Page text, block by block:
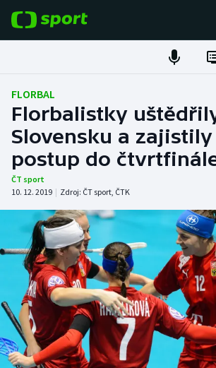
Fotbal
Hokej
Tenis
Atletika
Cyklistika
DALŠÍ SPORTY
Americký fotbal
Baseball a softbal
Basketbal
NEPŘEHLÉDNĚTE
Soutěže
Historické návraty
FLORBAL
Florbalistky
Slovensku a zajistily
postup do
ČT sport
10. 12. 2019 | Zdroj: ČT sport, ČTK